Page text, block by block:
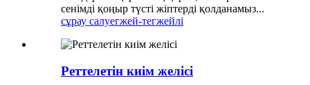
сенімді қоңыр түсті жіптерді қолданамыз...
сұрау салуегжей-тегжейлі
Реттелетін киім желісі